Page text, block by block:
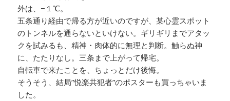
外は、−１℃。
五条通り経由で帰る方が近いのですが、某心霊スポット
のトンネルを通らないといけない。ギリギリまでアタッ
クを試みるも、精神・肉体的に無理と判断。触らぬ神
に、たたりなし。三条まで上がって帰宅。
自転車で来たことを、ちょっとだけ後悔。
そうそう、結局”悦楽共犯者”のポスターも買っちゃいま
した。